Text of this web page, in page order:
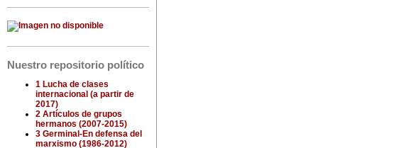
Nuestro repositorio político
1 Lucha de clases
internacional (a partir de
2017)
2 Artículos de grupos
hermanos (2007-2015)
3 Germinal-En defensa del
marxismo (1986-2012)